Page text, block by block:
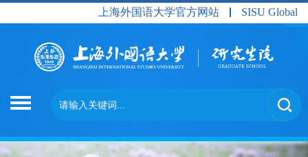
上海外国语大学官方网站 SISU Global